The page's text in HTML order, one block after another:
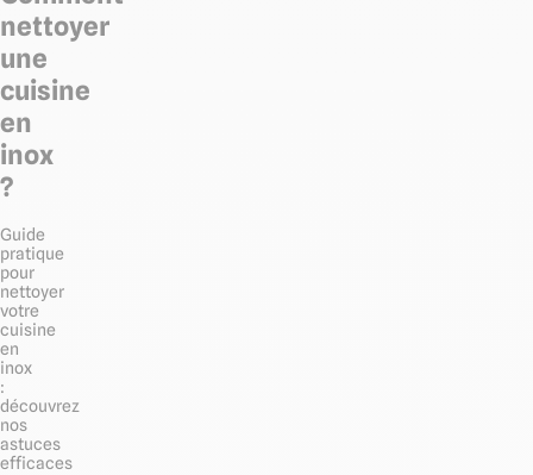
nettoyer
une
cuisine
en
inox
?
Guide
pratique
pour
nettoyer
votre
cuisine
en
inox
:
découvrez
nos
astuces
efficaces